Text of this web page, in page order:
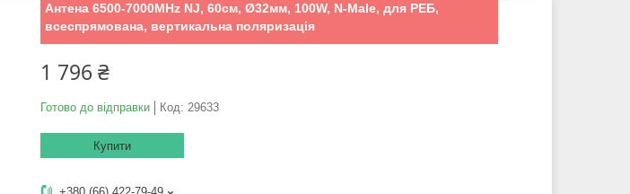
Антена 6500-7000MHz NJ, 60см, Ø32мм, 100W, N-Male, для РЕБ,
всеспрямована, вертикальна поляризація
1 796 ₴
Готово до відправки Код: 29633
Купити